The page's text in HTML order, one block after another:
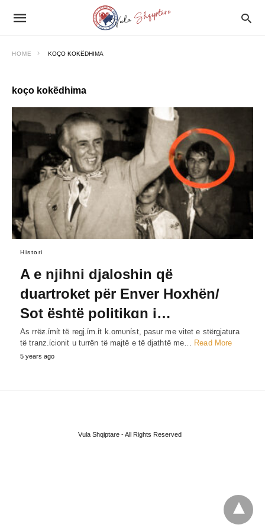
HOME KOÇO KOKËDHIMA
koço kokëdhima
Histori
A e njihni djaloshin që
duartroket për Enver Hoxhën/
Sot është politikɑn i…
As rrëƶ.ίmίt të regj.ίm.ίt k.omυnίst, pasur me vitet e stërgjatura
të tranz.ίcionit u turrën të majtë e të djathtë me… Read More
5 years ago
Vula Shqiptare - All Rights Reserved